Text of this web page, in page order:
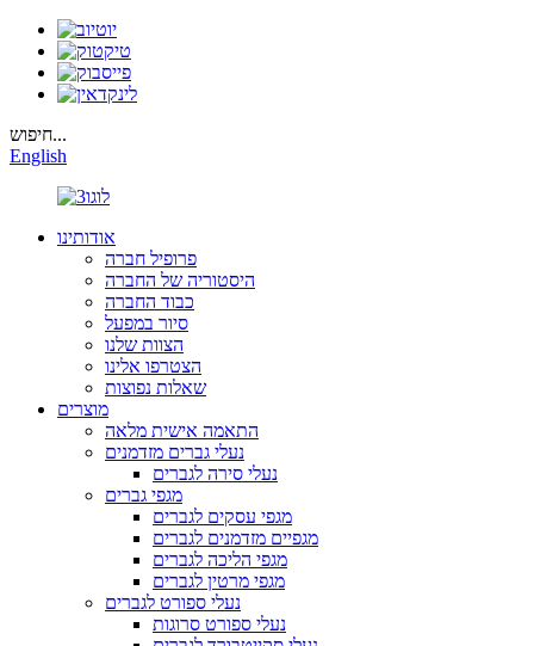
חיפוש...
English
אודותינו
פרופיל חברה
היסטוריה של החברה
כבוד החברה
סיור במפעל
הצוות שלנו
הצטרפו אלינו
שאלות נפוצות
מוצרים
התאמה אישית מלאה
נעלי גברים מזדמנים
נעלי סירה לגברים
מגפי גברים
מגפי עסקים לגברים
מגפיים מזדמנים לגברים
מגפי הליכה לגברים
מגפי מרטין לגברים
נעלי ספורט לגברים
נעלי ספורט סרוגות